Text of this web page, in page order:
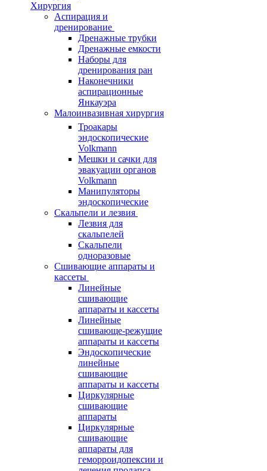
Хирургия
Аспирация и
дренирование
Дренажные трубки
Дренажные емкости
Наборы для
дренирования ран
Наконечники
аспирационные
Янкауэра
Малоинвазивная хирургия
Троакары
эндоскопические
Volkmann
Мешки и сачки для
эвакуации органов
Volkmann
Манипуляторы
эндоскопические
Скальпели и лезвия
Лезвия для
скальпелей
Скальпели
одноразовые
Сшивающие аппараты и
кассеты
Линейные
сшивающие
аппараты и кассеты
Линейные
сшивающе-режущие
аппараты и кассеты
Эндоскопические
линейные
сшивающие
аппараты и кассеты
Циркулярные
сшивающие
аппараты
Циркулярные
сшивающие
аппараты для
геморроидопексии и